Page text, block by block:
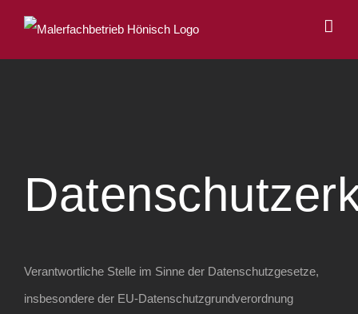
Verantwortliche Stelle im Sinne der Datenschutzgesetze,
insbesondere der EU-Datenschutzgrundverordnung